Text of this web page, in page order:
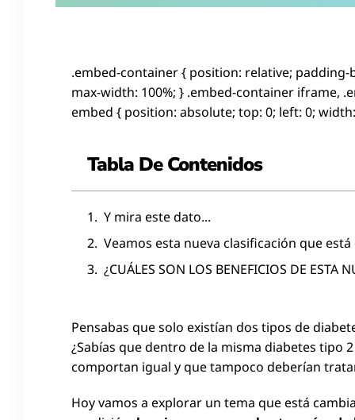
.embed-container { position: relative;
max-width: 100%; } .embed-container iframe,
embed { position: absolute; top: 0; left: 0;
Tabla De Contenidos
Y mira este dato...
Veamos esta nueva clasificación que
¿CUÁLES SON LOS BENEFICIOS DE ESTA
Pensabas que solo existían dos tipos de
¿Sabías que dentro de la misma diabetes tipo
comportan igual y que tampoco deberían
Hoy vamos a explorar un tema que está